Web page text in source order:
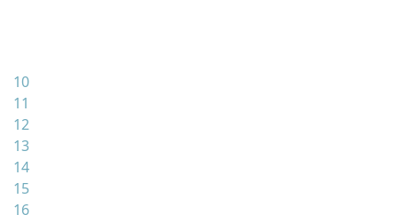
10
11
12
13
14
15
16